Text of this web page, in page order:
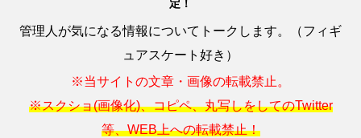
定！
管理人が気になる情報についてトークします。（フィギ
ュアスケート好き）
※当サイトの文章・画像の転載禁止。
※スクショ(画像化)、コピペ、丸写しをしてのTwitter
等、WEB上への転載禁止！